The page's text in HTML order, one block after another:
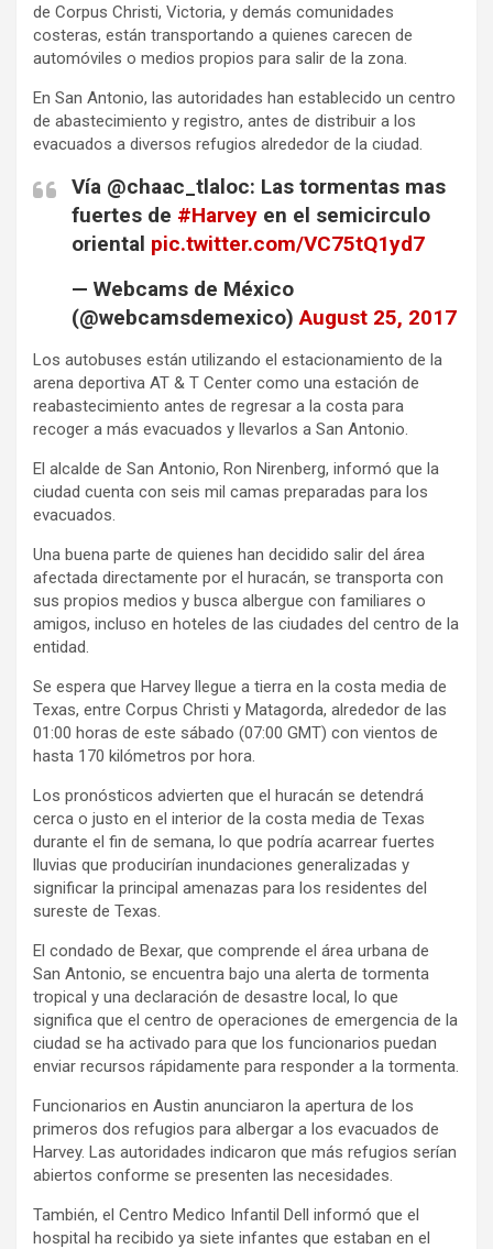
de Corpus Christi, Victoria, y demás comunidades
costeras, están transportando a quienes carecen de
automóviles o medios propios para salir de la zona.
En San Antonio, las autoridades han establecido un centro
de abastecimiento y registro, antes de distribuir a los
evacuados a diversos refugios alrededor de la ciudad.
Vía @chaac_tlaloc: Las tormentas mas
fuertes de #Harvey en el semicirculo
oriental pic.twitter.com/VC75tQ1yd7
— Webcams de México
(@webcamsdemexico) August 25, 2017
Los autobuses están utilizando el estacionamiento de la
arena deportiva AT & T Center como una estación de
reabastecimiento antes de regresar a la costa para
recoger a más evacuados y llevarlos a San Antonio.
El alcalde de San Antonio, Ron Nirenberg, informó que la
ciudad cuenta con seis mil camas preparadas para los
evacuados.
Una buena parte de quienes han decidido salir del área
afectada directamente por el huracán, se transporta con
sus propios medios y busca albergue con familiares o
amigos, incluso en hoteles de las ciudades del centro de la
entidad.
Se espera que Harvey llegue a tierra en la costa media de
Texas, entre Corpus Christi y Matagorda, alrededor de las
01:00 horas de este sábado (07:00 GMT) con vientos de
hasta 170 kilómetros por hora.
Los pronósticos advierten que el huracán se detendrá
cerca o justo en el interior de la costa media de Texas
durante el fin de semana, lo que podría acarrear fuertes
lluvias que producirían inundaciones generalizadas y
significar la principal amenazas para los residentes del
sureste de Texas.
El condado de Bexar, que comprende el área urbana de
San Antonio, se encuentra bajo una alerta de tormenta
tropical y una declaración de desastre local, lo que
significa que el centro de operaciones de emergencia de la
ciudad se ha activado para que los funcionarios puedan
enviar recursos rápidamente para responder a la tormenta.
Funcionarios en Austin anunciaron la apertura de los
primeros dos refugios para albergar a los evacuados de
Harvey. Las autoridades indicaron que más refugios serían
abiertos conforme se presenten las necesidades.
También, el Centro Medico Infantil Dell informó que el
hospital ha recibido ya siete infantes que estaban en el